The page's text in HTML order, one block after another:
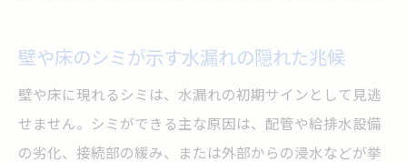
イント
見過ごしがちな水漏れのサインを確実に発
水漏れ原因を綿密に切り分ける観察術
壁や床のシミが示す水漏れの隠れた兆候
壁や床に現れるシミは、水漏れの初期サインとして見逃
せません。シミができる主な原因は、配管や給排水設備
の劣化、接続部の緩み、または外部からの浸水などが挙